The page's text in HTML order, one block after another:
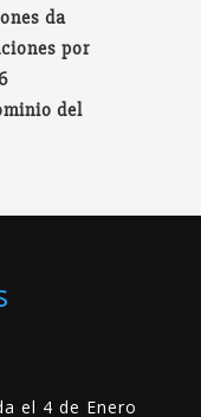
da
por
del
el 4 de Enero